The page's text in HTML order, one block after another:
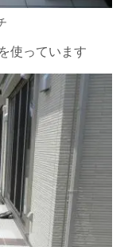
使っています